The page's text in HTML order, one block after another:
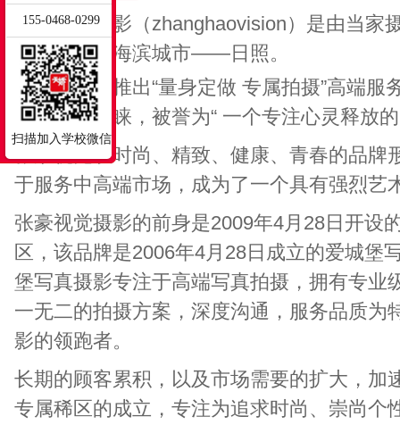
张豪视觉摄影（zhanghaovision）是由当家
足在美丽的海滨城市——日照。
独家开创并推出“量身定做 专属拍摄”高端
的认可和青睐，被誉为“ 一个专注心灵释放
张豪视觉以时尚、精致、健康、青春的品牌
于服务中高端市场，成为了一个具有强烈艺
张豪视觉摄影的前身是2009年4月28日开设
区，该品牌是2006年4月28日成立的爱城堡
堡写真摄影专注于高端写真拍摄，拥有专业
一无二的拍摄方案，深度沟通，服务品质为
影的领跑者。
长期的顾客累积，以及市场需要的扩大，加
专属稀区的成立，专注为追求时尚、崇尚个
155-0468-0299
扫描加入学校微信